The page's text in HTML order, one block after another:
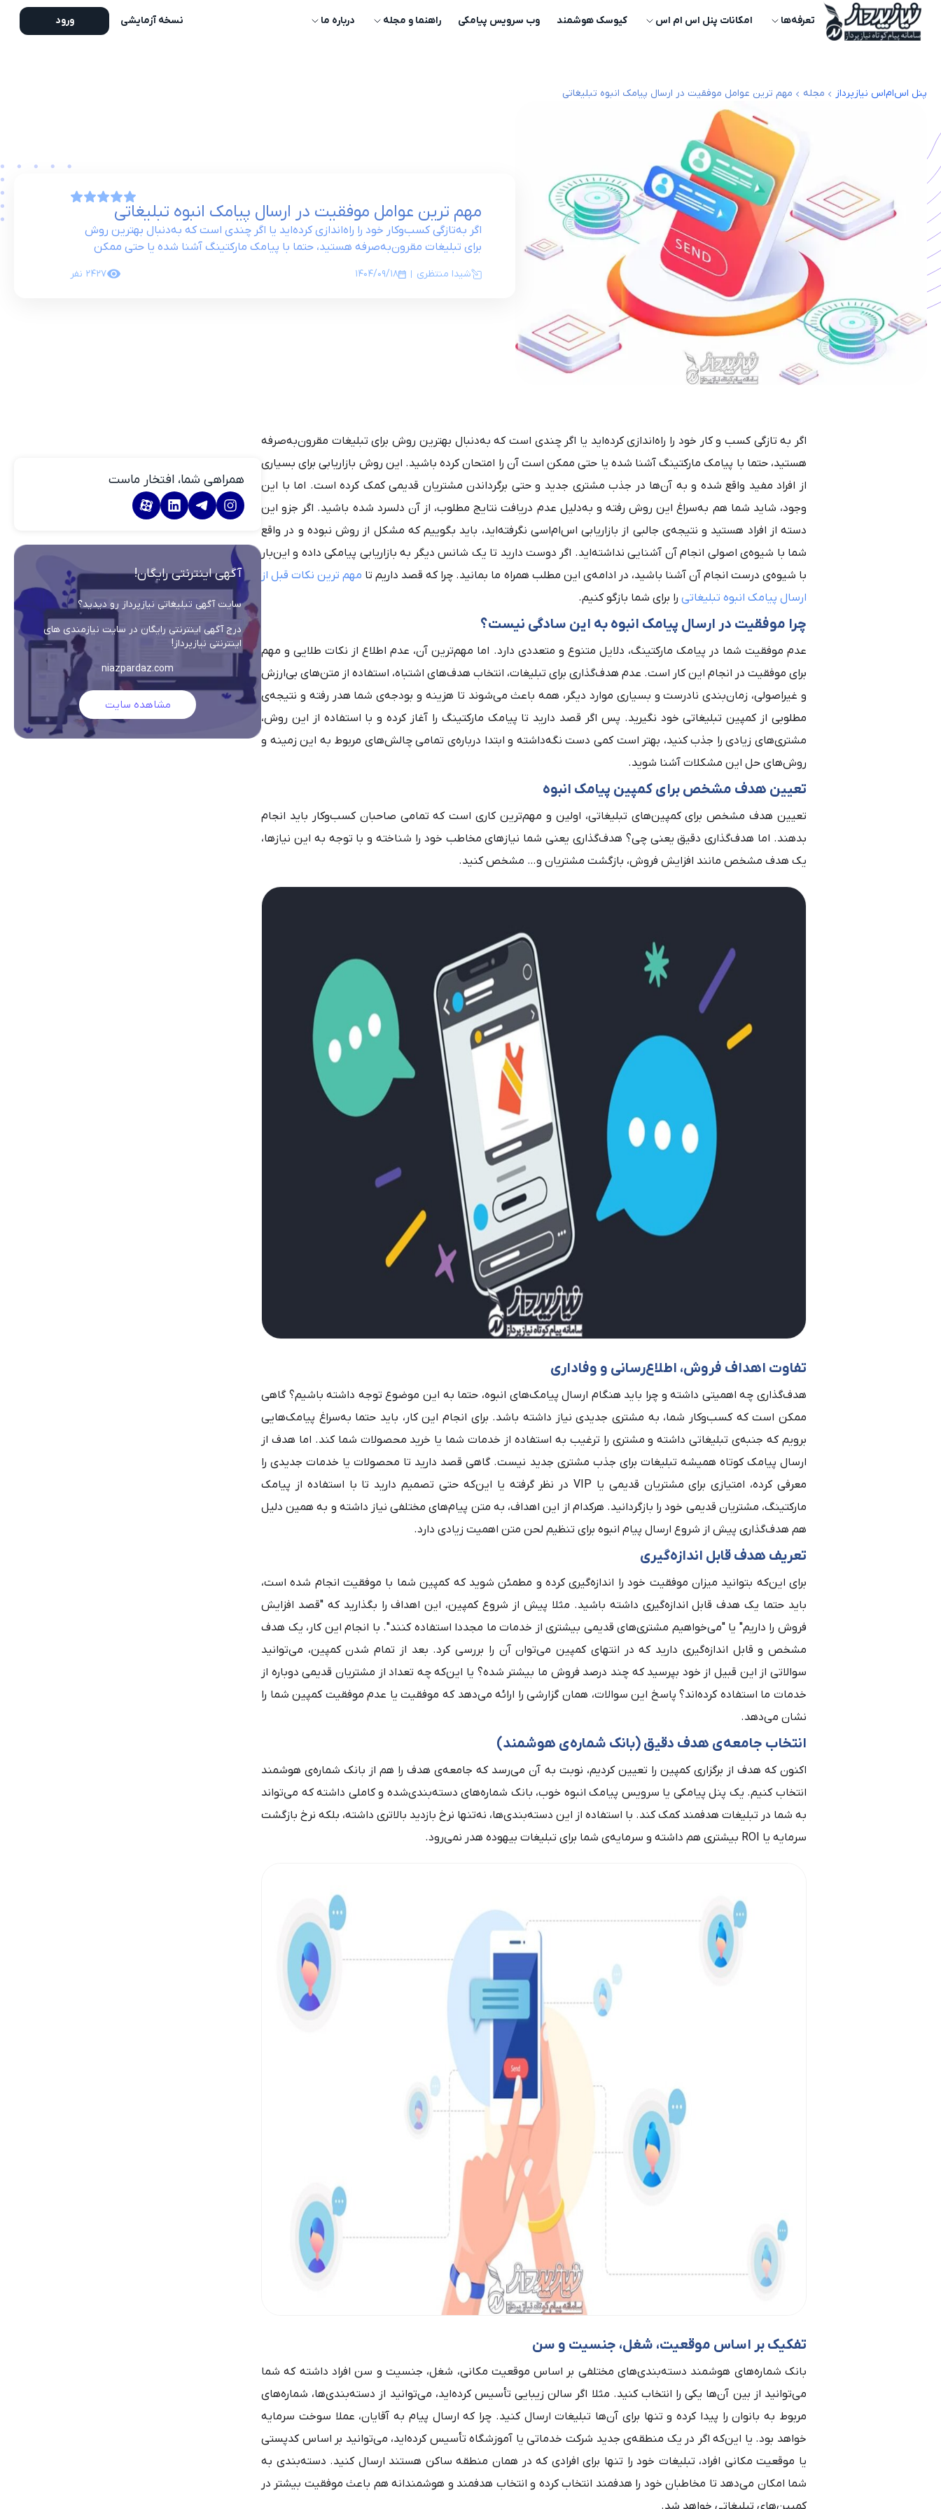
تعرفه‌ها امکانات پنل اس ام اس کیوسک هوشمند وب سرویس پیامکی راهنما و مجله درباره‌ ما نسخه آزمایشی ورود
پنل اس‌ام‌اس نیازپرداز مجله مهم‌ ترین عوامل موفقیت در ارسال پیامک انبوه تبلیغاتی
مهم‌ ترین عوامل موفقیت در ارسال پیامک انبوه تبلیغاتی
اگر به‌تازگی کسب‌وکار خود را راه‌اندازی کرده‌اید یا اگر چندی است که به‌دنبال بهترین روش
برای تبلیغات مقرون‌به‌صرفه هستید، حتما با پیامک مارکتینگ آشنا شده یا حتی ممکن
شیدا منتظری 1404/09/18
2427 نفر
اگر به‌ تازگی کسب‌ و کار خود را راه‌اندازی کرده‌اید یا اگر چندی است که به‌دنبال بهترین روش برای تبلیغات مقرون‌به‌صرفه
هستید، حتما با پیامک مارکتینگ آشنا شده یا حتی ممکن است آن را امتحان کرده باشید. این روش بازاریابی برای بسیاری
از افراد مفید واقع شده و به آن‌ها در جذب مشتری جدید و حتی برگرداندن مشتریان قدیمی کمک کرده است. اما با این
وجود، شاید شما هم به‌سراغ این روش رفته و به‌دلیل عدم دریافت نتایج مطلوب، از آن دلسرد شده باشید. اگر جزو این
دسته از افراد هستید و نتیجه‌ی جالبی از بازاریابی اس‌ام‌اسی نگرفته‌اید، باید بگوییم که مشکل از روش نبوده و در واقع
شما با شیوه‌ی اصولی انجام آن آشنایی نداشته‌اید. اگر دوست دارید تا یک شانس دیگر به بازاریابی پیامکی داده و این‌بار
با شیوه‌ی درست انجام آن آشنا باشید، در ادامه‌ی این مطلب همراه ما بمانید. چرا که قصد داریم تا مهم ترین نکات قبل از
ارسال پیامک انبوه تبلیغاتی را برای شما بازگو کنیم.
چرا موفقیت در ارسال پیامک انبوه به این سادگی نیست؟
عدم موفقیت شما در پیامک مارکتینگ، دلایل متنوع و متعددی دارد. اما مهم‌ترین آن، عدم اطلاع از نکات طلایی و مهم
برای موفقیت در انجام این کار است. عدم هدف‌گذاری برای تبلیغات، انتخاب هدف‌های اشتباه، استفاده از متن‌های بی‌ارزش
و غیراصولی، زمان‌بندی نادرست و بسیاری موارد دیگر، همه باعث می‌شوند تا هزینه و بودجه‌ی شما هدر رفته و نتیجه‌ی
مطلوبی از کمپین تبلیغاتی خود نگیرید. پس اگر قصد دارید تا پیامک مارکتینگ را آغاز کرده و با استفاده از این روش،
مشتری‌های زیادی را جذب کنید، بهتر است کمی دست نگه‌داشته و ابتدا درباره‌ی تمامی چالش‌های مربوط به این زمینه و
روش‌های حل این مشکلات آشنا شوید.
تعیین هدف مشخص برای کمپین پیامک انبوه
تعیین هدف مشخص برای کمپین‌های تبلیغاتی، اولین و مهم‌ترین کاری است که تمامی صاحبان کسب‌وکار باید انجام
بدهند. اما هدف‌گذاری دقیق یعنی چی؟ هدف‌گذاری یعنی شما نیازهای مخاطب خود را شناخته و با توجه به این نیازها،
یک هدف مشخص مانند افزایش فروش، بازگشت مشتریان و… مشخص کنید.
تفاوت اهداف فروش، اطلاع‌رسانی و وفاداری
هدف‌گذاری چه اهمیتی داشته و چرا باید هنگام ارسال پیامک‌های انبوه، حتما به این موضوع توجه داشته باشیم؟ گاهی
ممکن است که کسب‌وکار شما، به مشتری جدیدی نیاز داشته باشد. برای انجام این کار، باید حتما به‌سراغ پیامک‌هایی
برویم که جنبه‌ی تبلیغاتی داشته و مشتری را ترغیب به استفاده از خدمات شما یا خرید محصولات شما کند. اما هدف از
ارسال پیامک کوتاه همیشه تبلیغات برای جذب مشتری جدید نیست. گاهی قصد دارید تا محصولات یا خدمات جدیدی را
معرفی کرده، امتیازی برای مشتریان قدیمی یا VIPدر نظر گرفته یا این‌که حتی تصمیم دارید تا با استفاده از پیامک
مارکتینگ، مشتریان قدیمی خود را بازگردانید. هرکدام از این اهداف، به متن پیام‌های مختلفی نیاز داشته و به همین دلیل
هم هدف‌گذاری پیش از شروع ارسال پیام انبوه برای تنظیم لحن متن اهمیت زیادی دارد.
تعریف هدف قابل اندازه‌گیری
برای این‌که بتوانید میزان موفقیت خود را اندازه‌گیری کرده و مطمئن شوید که کمپین شما با موفقیت انجام شده است،
باید حتما یک هدف قابل اندازه‌گیری داشته باشید. مثلا پیش از شروع کمپین، این اهداف را بگذارید که "قصد افزایش
فروش را داریم" یا "می‌خواهیم مشتری‌های قدیمی بیشتری از خدمات ما مجددا استفاده کنند". با انجام این کار، یک هدف
مشخص و قابل اندازه‌گیری دارید که در انتهای کمپین می‌توان آن را بررسی کرد. بعد از تمام شدن کمپین، می‌توانید
سوالاتی از این قبیل از خود بپرسید که چند درصد فروش ما بیشتر شده؟ یا این‌که چه تعداد از مشتریان قدیمی دوباره از
خدمات ما استفاده کرده‌اند؟ پاسخ این سوالات، همان گزارشی را ارائه می‌دهد که موفقیت یا عدم موفقیت کمپین شما را
نشان می‌دهد.
انتخاب جامعه‌ی هدف دقیق (بانک شماره‌ی هوشمند)
اکنون که هدف از برگزاری کمپین را تعیین کردیم، نوبت به آن می‌رسد که جامعه‌ی هدف را هم از بانک شماره‌ی هوشمند
انتخاب کنیم. یک پنل پیامکی یا سرویس پیامک انبوه خوب، بانک شماره‌های دسته‌بندی‌شده و کاملی داشته که می‌تواند
به شما در تبلیغات هدفمند کمک کند. با استفاده از این دسته‌بندی‌ها، نه‌تنها نرخ بازدید بالاتری داشته، بلکه نرخ بازگشت
سرمایه یا ROI بیشتری هم داشته و سرمایه‌ی شما برای تبلیغات بیهوده هدر نمی‌رود.
تفکیک بر اساس موقعیت، شغل، جنسیت و سن
بانک شماره‌های هوشمند دسته‌بندی‌های مختلفی بر اساس موقعیت مکانی، شغل، جنسیت و سن افراد داشته که شما
می‌توانید از بین آن‌ها یکی را انتخاب کنید. مثلا اگر سالن زیبایی تأسیس کرده‌اید، می‌توانید از دسته‌بندی‌ها، شماره‌های
مربوط به بانوان را پیدا کرده و تنها برای آن‌ها تبلیغات ارسال کنید. چرا که ارسال پیام به آقایان، عملا سوخت سرمایه
خواهد بود. یا این‌که اگر در یک منطقه‌ی جدید شرکت خدماتی یا آموزشگاه تأسیس کرده‌اید، می‌توانید بر اساس کدپستی
یا موقعیت مکانی افراد، تبلیغات خود را تنها برای افرادی که در همان منطقه ساکن هستند ارسال کنید. دسته‌بندی به
شما امکان می‌دهد تا مخاطبان خود را هدفمند انتخاب کرده و انتخاب هدفمند و هوشمندانه هم باعث موفقیت بیشتر در
کمپین‌های تبلیغاتی خواهد شد.
همراهی شما، افتخار ماست
آگهی اینترنتی رایگان!
سایت آگهی تبلیغاتی نیازپرداز رو دیدید؟
درج آگهی اینترنتی رایگان در سایت نیازمندی های
اینترنتی نیازپرداز!
niazpardaz.com
مشاهده سایت